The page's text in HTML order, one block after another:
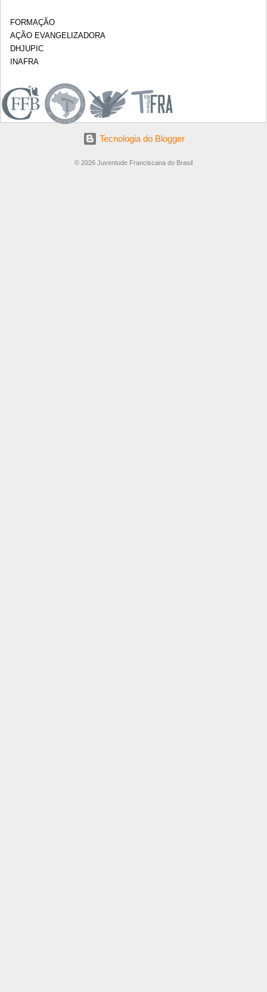
FORMAÇÃO
AÇÃO EVANGELIZADORA
DHJUPIC
INAFRA
Tecnologia do Blogger
© 2026 Juventude Franciscana do Brasil